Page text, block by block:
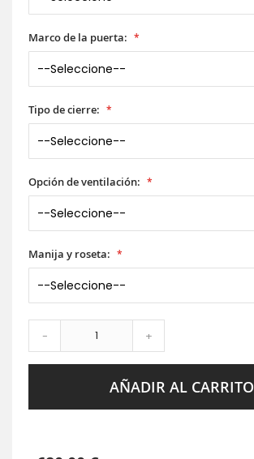
Marco de la puerta:
Tipo de cierre:
Opción de ventilación:
Manija y roseta:
- +
AÑADIR AL CARRITO